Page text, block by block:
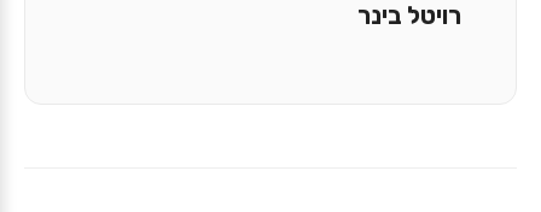
רויטל בינר